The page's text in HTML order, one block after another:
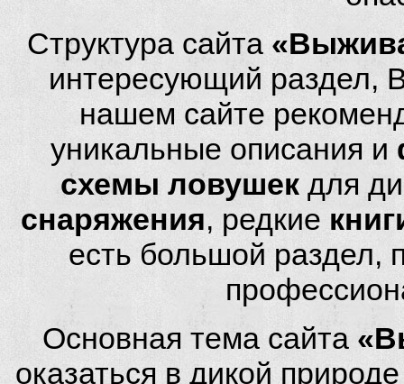
Структура сайта
интересующий раздел,
нашем сайте
уникальные описания и
схемы ловушек для
снаряжения, редкие
есть большой
Основная тема сайта
оказаться в дикой